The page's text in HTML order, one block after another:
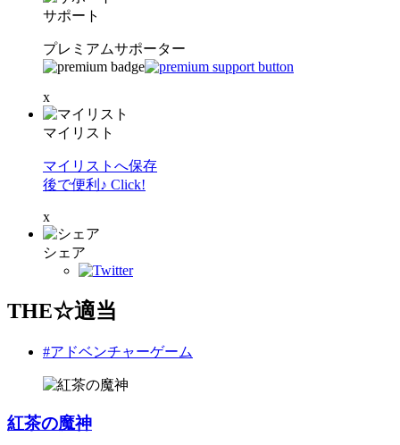
サポート
プレミアムサポーター
x
マイリスト
マイリストへ保存
後で便利♪ Click!
x
シェア
THE☆適当
#アドベンチャーゲーム
紅茶の魔神